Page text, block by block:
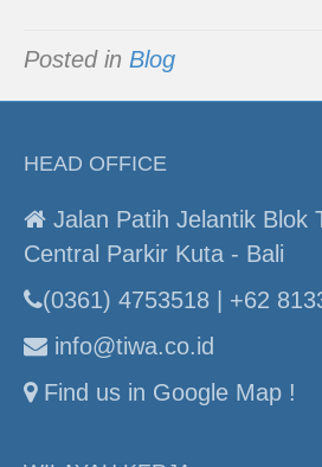
Posted in Blog
HEAD OFFICE
Jalan Patih Jelantik Blok
Central Parkir Kuta - Bali
(0361) 4753518 | +62
info@tiwa.co.id
Find us in Google Map !